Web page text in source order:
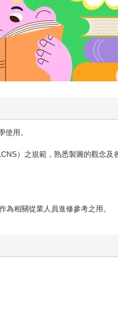
用。
）之規範，熟悉製圖的觀念
相關從業人員進修參考之用。